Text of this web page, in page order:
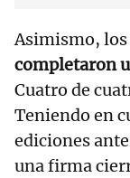
Asimismo, los
completaron
Cuatro de
Teniendo en
ediciones
una firma